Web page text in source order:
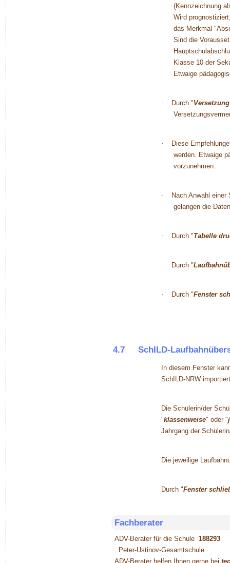
(Kennzeichnung
Wird
das Merkmal
Sind die
Klasse 10 der
Etwaige
· Durch "
·
Diese
werden. Etwaige
vorzunehmen.
·
Nach Anwahl
gelangen die
· Durch "Tabelle
· Durch "
· Durch "Fenster
4.7 SchILD-
In diesem Fenster
SchILD-NRW
Die Schülerin/der
"klassenweise" oder "
Jahrgang der
Die jeweilige
Durch "Fenster
Fachberater
ADV-Berater für die Schule 188293
Peter-Ustinov-Gesamtschule
ADV-Berater helfen Ihnen gerne bei